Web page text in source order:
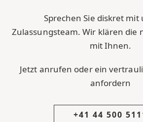
Sprechen Sie diskret mit
Zulassungsteam. Wir klären die
mit Ihnen.
Jetzt anrufen oder ein
anfordern
+41 44 500